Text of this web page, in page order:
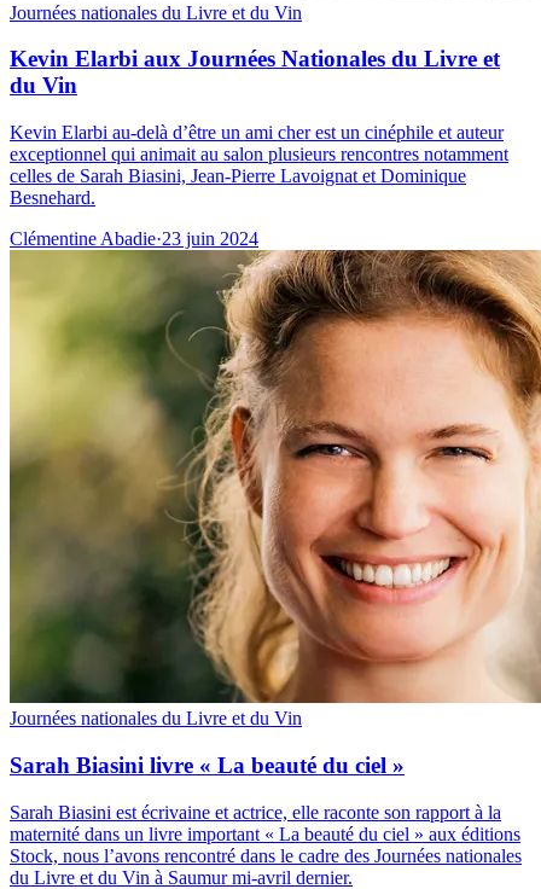
Journées nationales du Livre et du Vin
Kevin Elarbi aux Journées Nationales du Livre et
du Vin
Kevin Elarbi au-delà d’être un ami cher est un cinéphile et auteur
exceptionnel qui animait au salon plusieurs rencontres notamment
celles de Sarah Biasini, Jean-Pierre Lavoignat et Dominique
Besnehard.
Clémentine Abadie·23 juin 2024
Journées nationales du Livre et du Vin
Sarah Biasini livre « La beauté du ciel »
Sarah Biasini est écrivaine et actrice, elle raconte son rapport à la
maternité dans un livre important « La beauté du ciel » aux éditions
Stock, nous l’avons rencontré dans le cadre des Journées nationales
du Livre et du Vin à Saumur mi-avril dernier.